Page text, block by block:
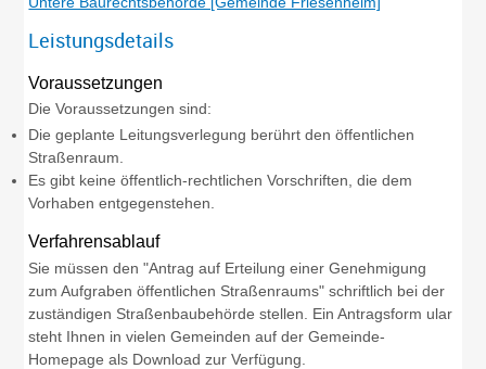
Leistungsdetails
Voraussetzungen
Die Voraussetzungen sind:
Die geplante Leitungsverlegung berührt den öffentlichen
Straßenraum.
Es gibt keine öffentlich-rechtlichen Vorschriften, die dem
Vorhaben entgegenstehen.
Verfahrensablauf
Sie müssen den "Antrag auf Erteilung einer Genehmigung
zum Aufgraben öffentlichen Straßenraums" schriftlich bei der
zuständigen Straßenbaubehörde stellen. Ein Antragsform ular
steht Ihnen in vielen Gemeinden auf der Gemeinde-
Homepage als Download zur Verfügung.